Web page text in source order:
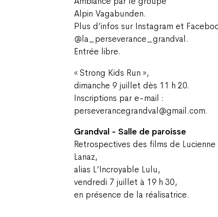
Alpin Vagabunden.
Plus d’infos sur Instagram et
@la_perseverance_grandval.
Entrée libre.
« Strong Kids Run »,
dimanche 9 juillet dès 11 h 20.
Inscriptions par e-mail :
perseverancegrandval@gmail.com.
Grandval - Salle de paroisse
Retrospectives des films de Lucienne
Lanaz,
alias L’Incroyable Lulu,
vendredi 7 juillet à 19 h 30,
en présence de la réalisatrice.